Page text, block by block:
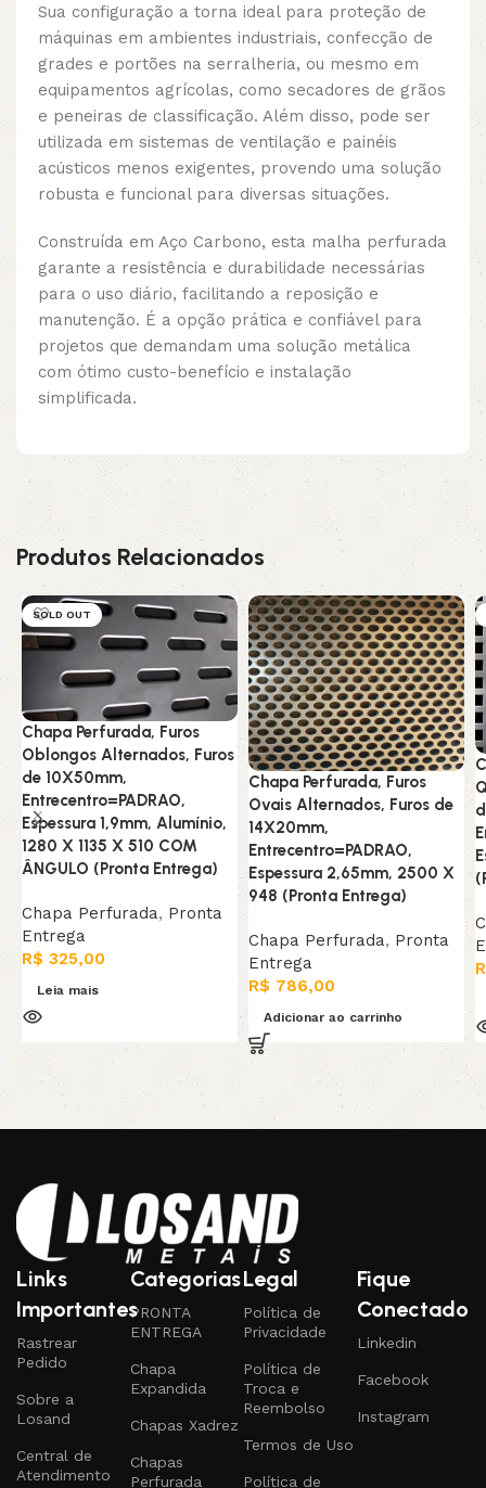
Sua configuração a torna ideal para proteção de
máquinas em ambientes industriais, confecção de
grades e portões na serralheria, ou mesmo em
equipamentos agrícolas, como secadores de grãos
e peneiras de classificação. Além disso, pode ser
utilizada em sistemas de ventilação e painéis
acústicos menos exigentes, provendo uma solução
robusta e funcional para diversas situações.
Construída em Aço Carbono, esta malha perfurada
garante a resistência e durabilidade necessárias
para o uso diário, facilitando a reposição e
manutenção. É a opção prática e confiável para
projetos que demandam uma solução metálica
com ótimo custo-benefício e instalação
simplificada.
Produtos Relacionados
SOLD OUT
Chapa Perfurada, Furos
Oblongos Alternados, Furos
de 10X50mm,
Entrecentro=PADRAO,
Espessura 1,9mm, Alumínio,
1280 X 1135 X 510 COM
ÂNGULO (Pronta Entrega)
Chapa Perfurada, Pronta
Entrega
R$ 325,00
Leia mais
Chapa Perfurada, Furos
Ovais Alternados, Furos de
14X20mm,
Entrecentro=PADRAO,
Espessura 2,65mm, 2500 X
948 (Pronta Entrega)
Chapa Perfurada, Pronta
Entrega
R$ 786,00
Adicionar ao carrinho
Links
Importantes
Rastrear
Pedido
Sobre a
Losand
Central de
Atendimento
Categorias
PRONTA
ENTREGA
Chapa
Expandida
Chapas Xadrez
Chapas
Perfurada
Legal
Política de
Privacidade
Política de
Troca e
Reembolso
Termos de Uso
Política de
Fique
Conectado
Linkedin
Facebook
Instagram